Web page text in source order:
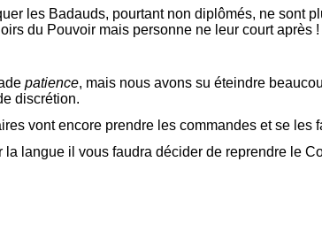
les Badauds, pourtant non diplômés, ne sont
du Pouvoir mais personne ne leur court après !
patience, mais nous avons su éteindre
discrétion.
vont encore prendre les commandes et se les
la langue il vous faudra décider de reprendre le